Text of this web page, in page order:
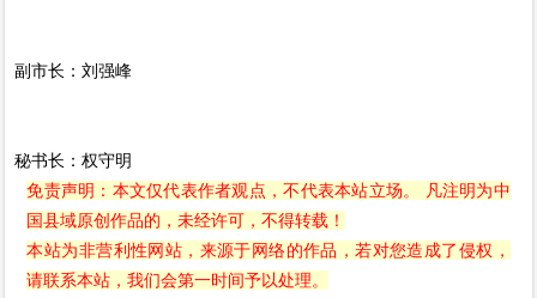
副市长：刘强峰
秘书长：权守明
免责声明：本文仅代表作者观点，不代表本站立场。 凡注明为中
国县域原创作品的，未经许可，不得转载！
本站为非营利性网站，来源于网络的作品，若对您造成了侵权，
请联系本站，我们会第一时间予以处理。